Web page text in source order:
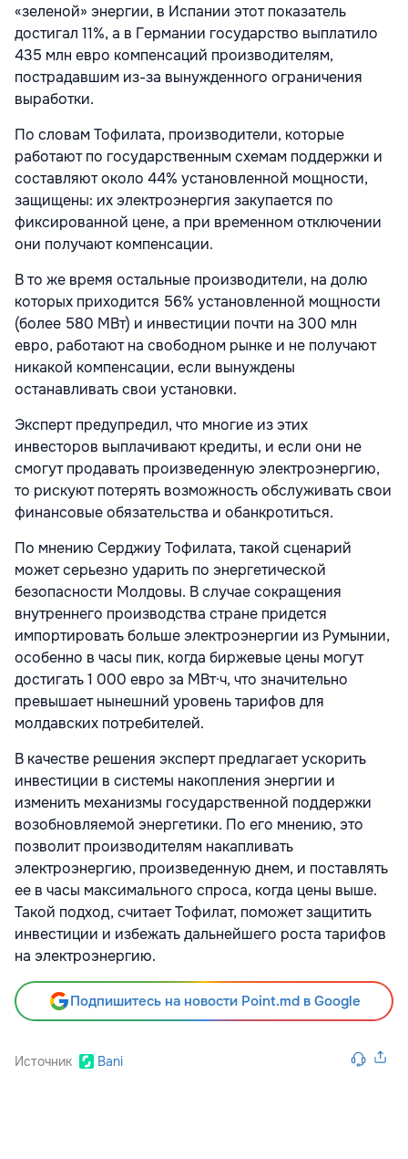
«зеленой» энергии, в Испании этот показатель
достигал 11%, а в Германии государство выплатило
435 млн евро компенсаций производителям,
пострадавшим из-за вынужденного ограничения
выработки.
По словам Тофилата, производители, которые
работают по государственным схемам поддержки и
составляют около 44% установленной мощности,
защищены: их электроэнергия закупается по
фиксированной цене, а при временном отключении
они получают компенсации.
В то же время остальные производители, на долю
которых приходится 56% установленной мощности
(более 580 МВт) и инвестиции почти на 300 млн
евро, работают на свободном рынке и не получают
никакой компенсации, если вынуждены
останавливать свои установки.
Эксперт предупредил, что многие из этих
инвесторов выплачивают кредиты, и если они не
смогут продавать произведенную электроэнергию,
то рискуют потерять возможность обслуживать свои
финансовые обязательства и обанкротиться.
По мнению Серджиу Тофилата, такой сценарий
может серьезно ударить по энергетической
безопасности Молдовы. В случае сокращения
внутреннего производства стране придется
импортировать больше электроэнергии из Румынии,
особенно в часы пик, когда биржевые цены могут
достигать 1 000 евро за МВт·ч, что значительно
превышает нынешний уровень тарифов для
молдавских потребителей.
В качестве решения эксперт предлагает ускорить
инвестиции в системы накопления энергии и
изменить механизмы государственной поддержки
возобновляемой энергетики. По его мнению, это
позволит производителям накапливать
электроэнергию, произведенную днем, и поставлять
ее в часы максимального спроса, когда цены выше.
Такой подход, считает Тофилат, поможет защитить
инвестиции и избежать дальнейшего роста тарифов
на электроэнергию.
Подпишитесь на новости Point.md в Google
Источник Bani